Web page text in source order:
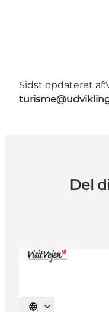
Sidst opdateret af:
Del